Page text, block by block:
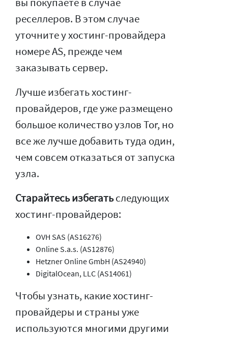
реселлеров. В этом случае
уточните у хостинг-провайдера
номере AS, прежде чем
заказывать сервер.
Лучше избегать хостинг-
провайдеров, где уже размещено
большое количество узлов Tor, но
все же лучше добавить туда один,
чем совсем отказаться от запуска
узла.
Старайтесь избегатьследующих
хостинг-провайдеров:
OVH SAS (AS16276)
Online S.a.s. (AS12876)
Hetzner Online GmbH (AS24940)
DigitalOcean, LLC (AS14061)
Чтобы узнать, какие хостинг-
провайдеры и страны уже
используются многими другими